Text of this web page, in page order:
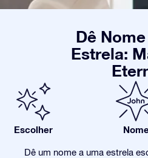
Dê
Estrela:
Escolher
Dê um nome a uma estrela